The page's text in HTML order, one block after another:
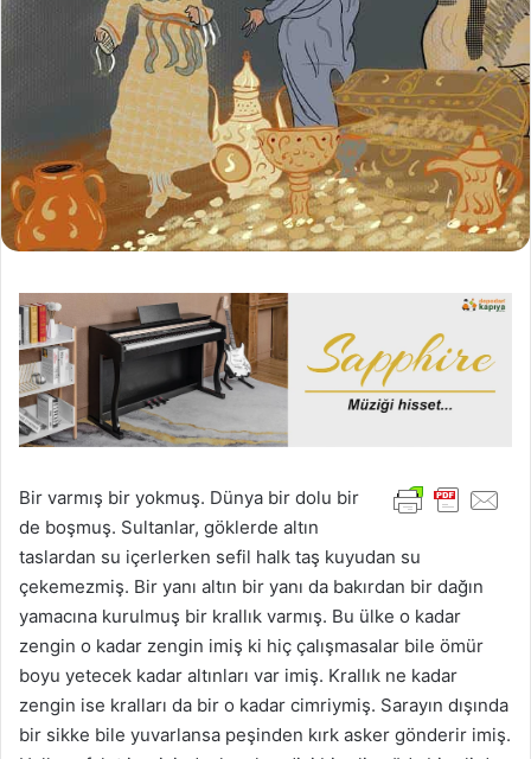
Bir varmış bir yokmuş. Dünya bir dolu bir
de boşmuş. Sultanlar, göklerde altın
taslardan su içerlerken sefil halk taş kuyudan su
çekemezmiş. Bir yanı altın bir yanı da bakırdan bir dağın
yamacına kurulmuş bir krallık varmış. Bu ülke o kadar
zengin o kadar zengin imiş ki hiç çalışmasalar bile ömür
boyu yetecek kadar altınları var imiş. Krallık ne kadar
zengin ise kralları da bir o kadar cimriymiş. Sarayın dışında
bir sikke bile yuvarlansa peşinden kırk asker gönderir imiş.